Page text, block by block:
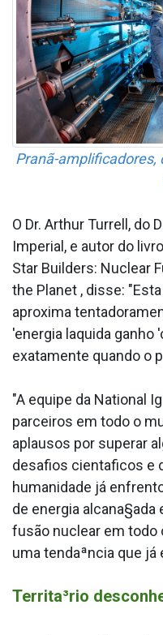
Pranã-amplificadores,
O Dr. Arthur Turrell, do
Imperial, e autor do
Star Builders: Nuclear
the Planet , disse:
aproxima
'energia la­quida ganho
exatamente quando o
"A equipe da National
parceiros em todo o
aplausos por superar
desafios cienta­ficos e
humanidade já
de energia alcana§ada
fusão nuclear em todo
uma tendaªncia que já
Territa³rio